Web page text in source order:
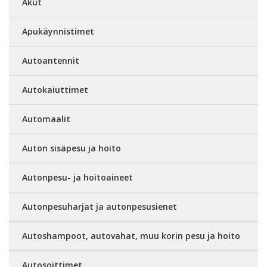
Apukäynnistimet
Autoantennit
Autokaiuttimet
Automaalit
Auton sisäpesu ja hoito
Autonpesu- ja hoitoaineet
Autonpesuharjat ja autonpesusienet
Autoshampoot, autovahat, muu korin pesu ja hoito